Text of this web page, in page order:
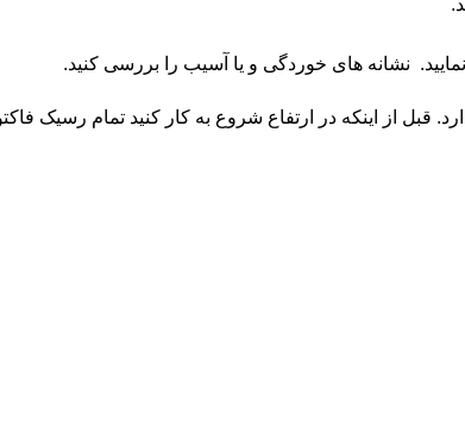
از سقوط دارد. قبل از اینکه در ارتفاع شروع به کار کنید تمام